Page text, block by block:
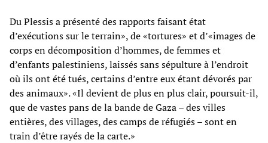
Du Plessis a présenté des rapports faisant état
d’exécutions sur le terrain», de «tortures» et d’«images de
corps en décomposition d’hommes, de femmes et
d’enfants palestiniens, laissés sans sépulture à l’endroit
où ils ont été tués, certains d’entre eux étant dévorés par
des animaux». «Il devient de plus en plus clair, poursuit-il,
que de vastes pans de la bande de Gaza – des villes
entières, des villages, des camps de réfugiés – sont en
train d’être rayés de la carte.»